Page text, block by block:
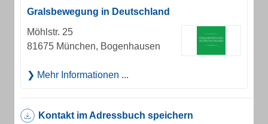
Gralsbewegung in Deutschland
Möhlstr. 25
81675 München, Bogenhausen
Mehr Informationen ...
Kontakt im Adressbuch speichern